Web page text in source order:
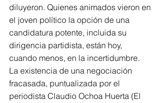
diluyeron. Quienes animados vieron en
el joven político la opción de una
candidatura potente, incluida su
dirigencia partidista, están hoy,
cuando menos, en la incertidumbre.
La existencia de una negociación
fracasada, puntualizada por el
periodista Claudio Ochoa Huerta (El